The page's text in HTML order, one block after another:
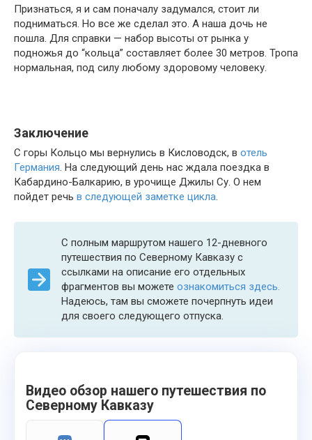
Признаться, я и сам поначалу задумался, стоит ли
подниматься. Но все же сделал это. А наша дочь не
пошла. Для справки — набор высоты от рынка у
подножья до “кольца” составляет более 30 метров. Тропа
нормальная, под силу любому здоровому человеку.
Заключение
С горы Кольцо мы вернулись в Кисловодск, в отель
Германия. На следующий день нас ждала поездка в
Кабардино-Балкарию, в урочище Джилы Су. О нем
пойдет речь в следующей заметке цикла.
С полным маршрутом нашего 12-дневного
путешествия по Северному Кавказу с
ссылками на описание его отдельных
фрагментов вы можете ознакомиться здесь.
Надеюсь, там вы сможете почерпнуть идеи
для своего следующего отпуска.
Видео обзор нашего путешествия по
Северному Кавказу